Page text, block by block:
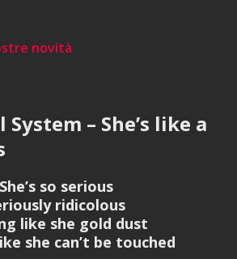
novità
System – She’s like a
She’s so serious
ridicolous
like she gold dust
she can’t be touched